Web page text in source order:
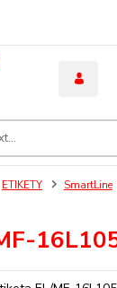
ETIKETY SmartLine